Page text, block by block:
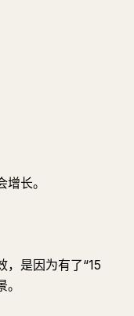
长。
是因为有了“15